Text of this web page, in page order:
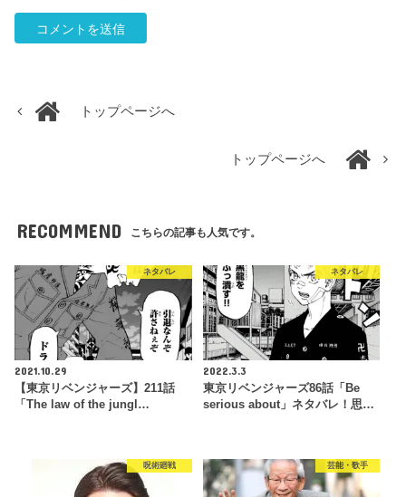
トップページへ
トップページへ
RECOMMEND こちらの記事も人気です。
ネタバレ
2021.10.29
【東京リベンジャーズ】211話
「The law of the jungl…
ネタバレ
2022.3.3
東京リベンジャーズ86話「Be
serious about」ネタバレ！思…
呪術廻戦 芸能・歌手